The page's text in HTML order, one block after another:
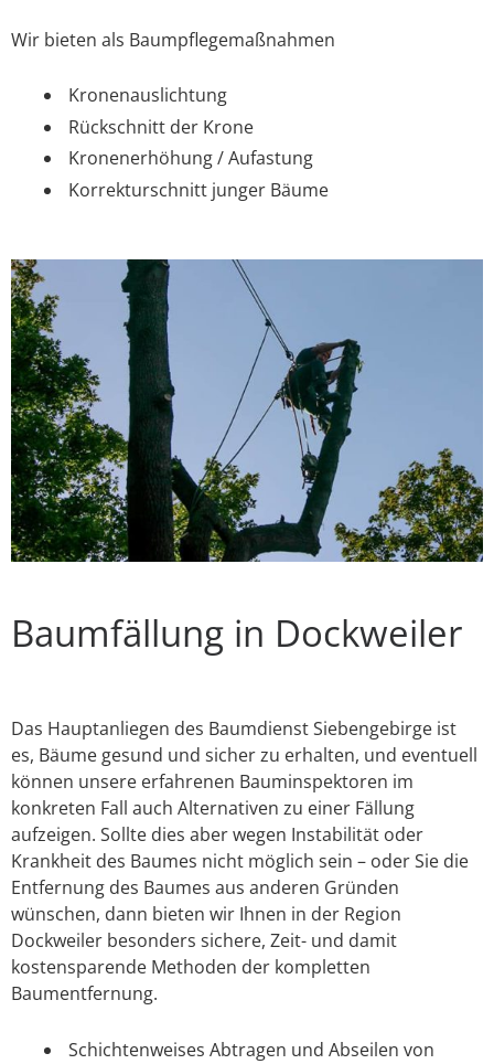
Wir bieten als Baumpflegemaßnahmen
Kronenauslichtung
Rückschnitt der Krone
Kronenerhöhung / Aufastung
Korrekturschnitt junger Bäume
Baumfällung in Dockweiler
Das Hauptanliegen des Baumdienst Siebengebirge ist
es, Bäume gesund und sicher zu erhalten, und eventuell
können unsere erfahrenen Bauminspektoren im
konkreten Fall auch Alternativen zu einer Fällung
aufzeigen. Sollte dies aber wegen Instabilität oder
Krankheit des Baumes nicht möglich sein – oder Sie die
Entfernung des Baumes aus anderen Gründen
wünschen, dann bieten wir Ihnen in der Region
Dockweiler besonders sichere, Zeit- und damit
kostensparende Methoden der kompletten
Baumentfernung.
Schichtenweises Abtragen und Abseilen von